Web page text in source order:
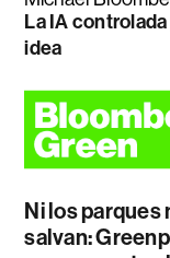
La IA
idea
Ni los parques
salvan: